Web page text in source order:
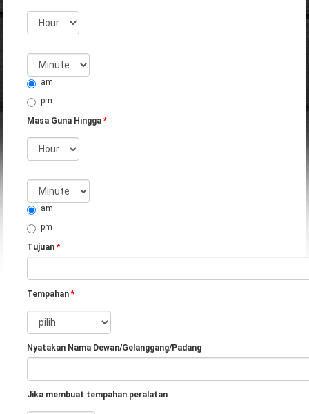
Hour
:
Minute
am
pm
Masa Guna Hingga*
Hour
:
Minute
am
pm
Tujuan*
Tempahan*
Nyatakan Nama Dewan/Gelanggang/Padang
Jika membuat tempahan peralatan